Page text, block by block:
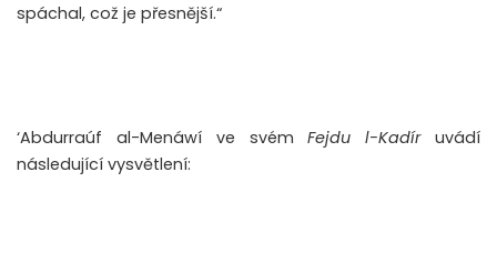
spáchal, což je přesnější.“
‘Abdurraúf al-Menáwí ve svém Fejdu l-Kadíruvádí
následující vysvětlení: